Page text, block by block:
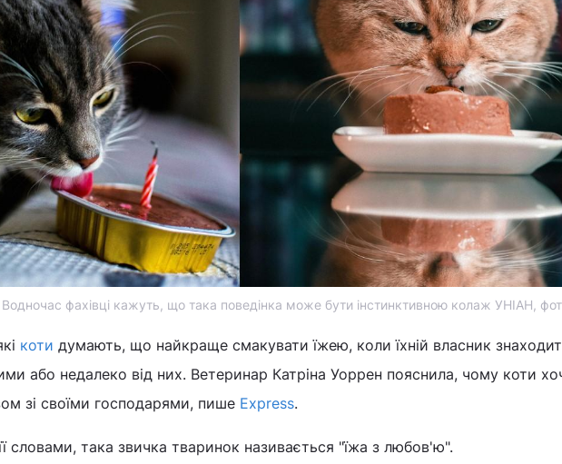
Водночас фахівці кажуть, що така поведінка може бути інстинктивною колаж УНІАН,
коти думають, що найкраще смакувати їжею, коли їхній власник
або недалеко від них. Ветеринар Катріна Уоррен пояснила, чому коти
зі своїми господарями, пише Express.
словами, така звичка тваринок називається "їжа з любов'ю".